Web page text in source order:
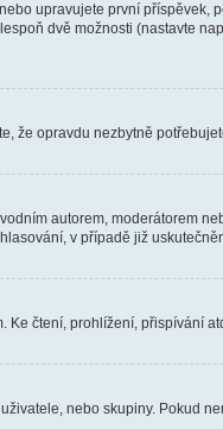
upravujete první příspěvek,
dvě možnosti (nastavte
že opravdu nezbytně
autorem, moderátorem
v případě již
čtení, prohlížení, přispívání
nebo skupiny. Pokud